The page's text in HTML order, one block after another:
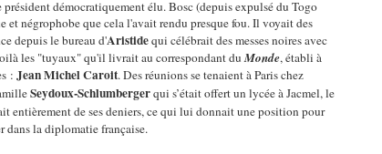
président démocratiquement élu. Bosc (depuis expulsé du Togo
et négrophobe que cela l'avait rendu presque fou. Il voyait des
depuis le bureau d'Aristidequi célébrait des messes noires avec
les "tuyaux" qu'il livrait au correspondant du Monde, établi à
: Jean Michel Caroit. Des réunions se tenaient à Paris chez
Seydoux-Schlumbergerqui s’était offert un lycée à Jacmel, le
entièrement de ses deniers, ce qui lui donnait une position pour
dans la diplomatie française.